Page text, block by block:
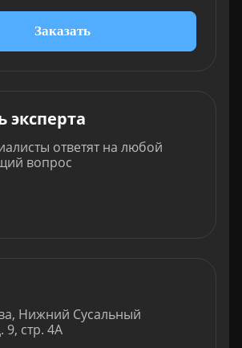
Заказать
эксперта
ответят на любой
вопрос
Нижний Сусальный
9, стр. 4А